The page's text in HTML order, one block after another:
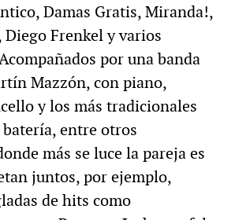
Damas Gratis, Miranda!,
Frenkel y varios
por una banda
Mazzón, con piano,
y los más tradicionales
entre otros
más se luce la pareja es
juntos, por ejemplo,
de hits como